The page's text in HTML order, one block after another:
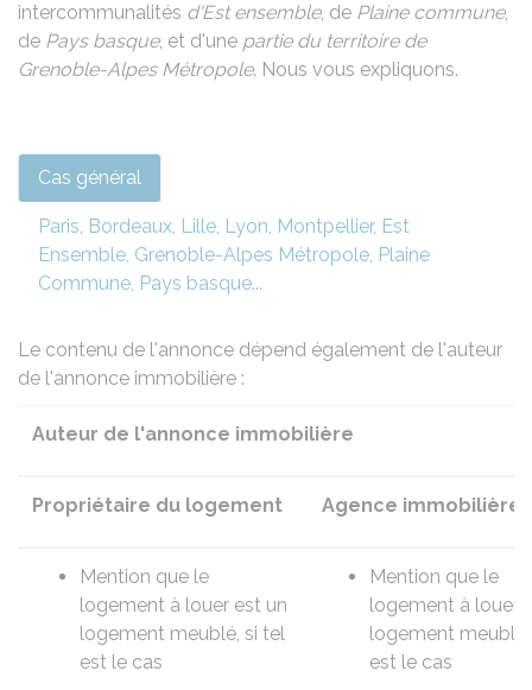
intercommunalités d'Est ensemble, de Plaine commune,
de Pays basque, et d'une partie du territoire de
Grenoble-Alpes Métropole. Nous vous expliquons.
Cas général
Paris, Bordeaux, Lille, Lyon, Montpellier, Est
Ensemble, Grenoble-Alpes Métropole, Plaine
Commune, Pays basque...
Le contenu de l'annonce dépend également de l'auteur
de l'annonce immobilière :
Auteur de l'annonce immobilière
Propriétaire du logement Agence immobilière
Mention que le
logement à louer est un
logement meublé, si tel
est le cas
Mention que le
logement à louer
logement meublé
est le cas